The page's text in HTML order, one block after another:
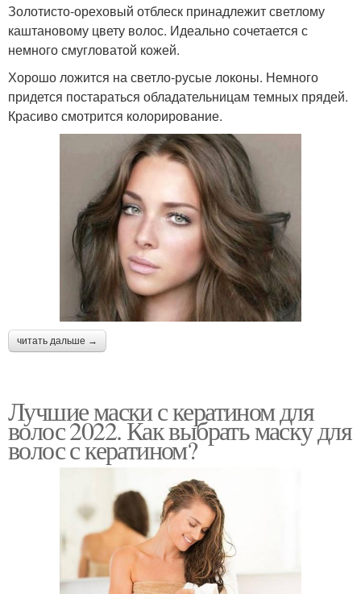
Золотисто-ореховый отблеск принадлежит светлому
каштановому цвету волос. Идеально сочетается с
немного смугловатой кожей.
Хорошо ложится на светло-русые локоны. Немного
придется постараться обладательницам темных прядей.
Красиво смотрится колорирование.
читать дальше →
Лучшие маски с кератином для
волос 2022. Как выбрать маску для
волос с кератином?